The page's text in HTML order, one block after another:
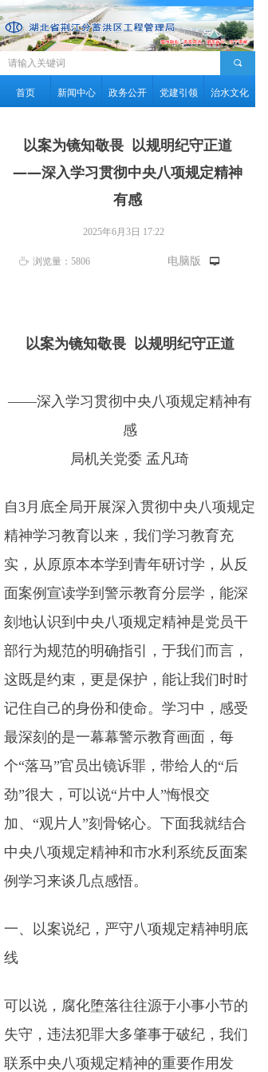
首页 新闻中心 政务公开 党建引领 治水文化
끠
以案为镜知敬畏 以规明纪守正道
——深入学习贯彻中央八项规定精神
有感
以案为镜知敬畏 以规明纪守正道
——深入学习贯彻中央八项规定精神有
感
局机关党委 孟凡琦
自3月底全局开展深入贯彻中央八项规定
精神学习教育以来，我们学习教育充
实，从原原本本学到青年研讨学，从反
面案例宣读学到警示教育分层学，能深
刻地认识到中央八项规定精神是党员干
部行为规范的明确指引，于我们而言，
这既是约束，更是保护，能让我们时时
记住自己的身份和使命。学习中，感受
最深刻的是一幕幕警示教育画面，每
个“落马”官员出镜诉罪，带给人的“后
劲”很大，可以说“片中人”悔恨交
加、“观片人”刻骨铭心。下面我就结合
中央八项规定精神和市水利系统反面案
例学习来谈几点感悟。
一、以案说纪，严守八项规定精神明底
线
可以说，腐化堕落往往源于小事小节的
失守，违法犯罪大多肇事于破纪，我们
联系中央八项规定精神的重要作用发
2025年6月3日 17:22
ꄘ 浏览量： 5806 电脑版 넡